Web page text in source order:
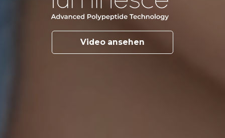
Video ansehen